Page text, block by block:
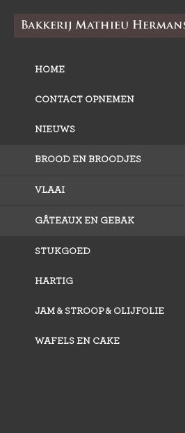
HOME
CONTACT OPNEMEN
NIEUWS
BROOD EN BROODJES
VLAAI
GÂTEAUX EN GEBAK
STUKGOED
HARTIG
JAM & STROOP & OLIJFOLIE
WAFELS EN CAKE